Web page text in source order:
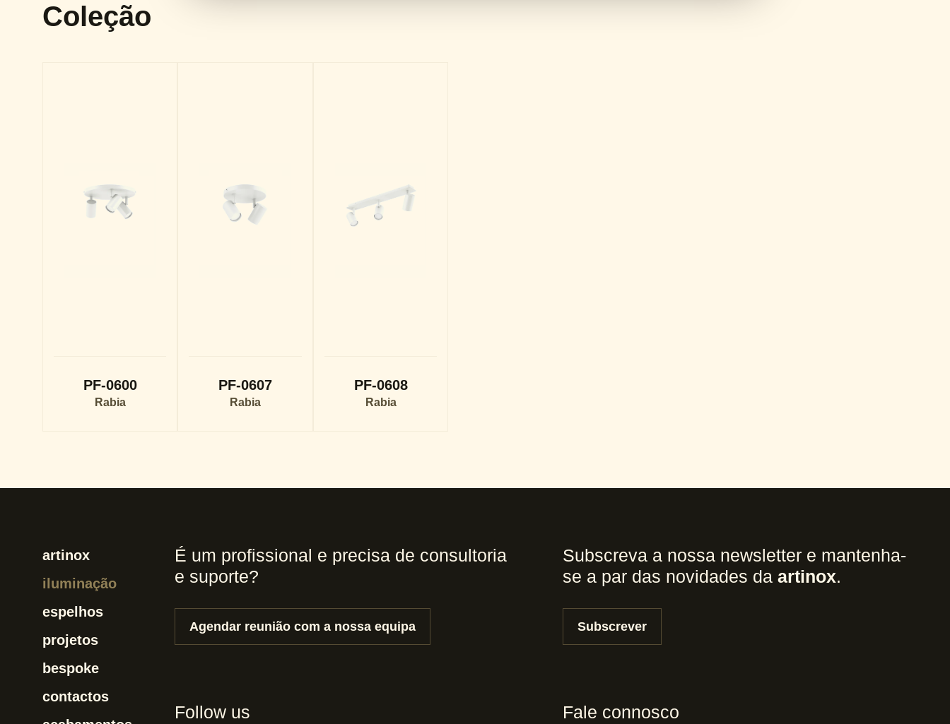
Coleção
PF-0600
Rabia
PF-0607
Rabia
PF-0608
Rabia
artinox
iluminação
espelhos
projetos
bespoke
contactos
É um profissional e precisa de consultoria
e suporte?
Agendar reunião com a nossa equipa
Subscreva a nossa newsletter e mantenha-
se a par das novidades da artinox.
Subscrever
Follow us Fale connosco